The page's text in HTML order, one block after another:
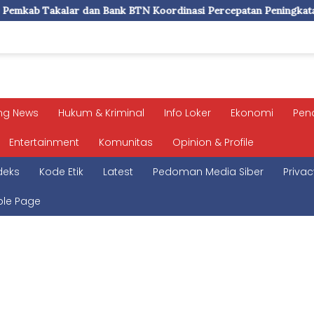
Koordinasi Percepatan Peningkatan PAD, Layanan ASN dan
News Hukum & Kriminal Info Loker Ekonomi
Entertainment Komunitas Opinion & Profile
Kode Etik Latest Pedoman Media Siber
Page